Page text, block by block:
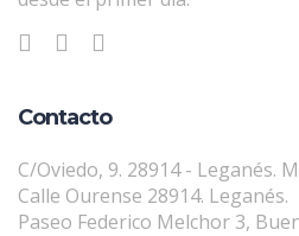
Contacto
C/Oviedo, 9. 28914 - Leganés.
Calle Ourense 28914. Leganés.
Paseo Federico Melchor 3,